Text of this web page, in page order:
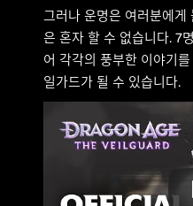
그러나 운명은 여러분에게
은 혼자 할 수 없습니다. 7
어 각각의 풍부한 이야기
일가드가 될 수 있습니다.